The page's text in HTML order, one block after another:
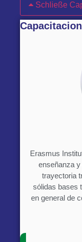
Schließe
Erasmus
enseñanza
trayectoria
sólidas bases
en general de